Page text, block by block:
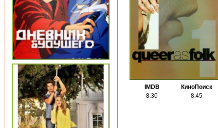
IMDB
8.30
КиноПоиск
8.45